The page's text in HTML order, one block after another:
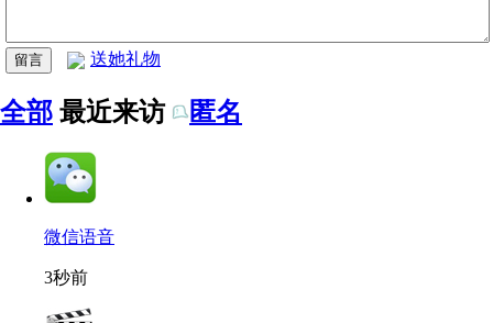
送她礼物
全部 最近来访 匿名
微信语音
3秒前